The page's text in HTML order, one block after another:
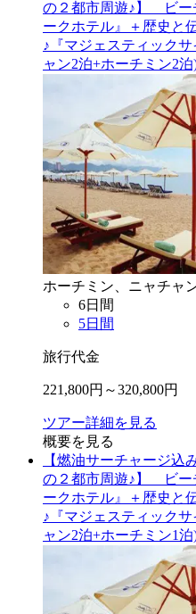
の２都市周遊♪】 ビー
ークホテル』＋歴史と
♪『マジェスティック
ャン2泊+ホーチミン2泊
ホーチミン、ニャチャ
6日間
5日間
旅行代金
221,800円～320,800円
ツアー詳細を見る
概要を見る
【燃油サーチャージ
の２都市周遊♪】 ビー
ークホテル』＋歴史と
♪『マジェスティック
ャン2泊+ホーチミン1泊